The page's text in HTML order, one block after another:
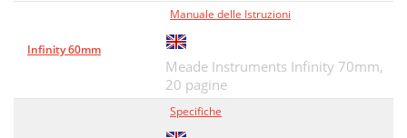
Infinity 60mm
Manuale delle Istruzioni
Meade Instruments Infinity 70mm,
20 pagine
Specifiche